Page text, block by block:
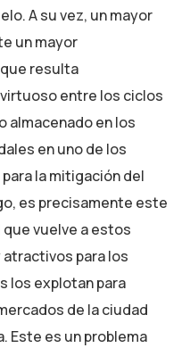
A su vez, un mayor
un mayor
resulta
entre los ciclos
almacenado en los
en uno de los
la mitigación del
es precisamente este
vuelve a estos
para los
los explotan para
de la ciudad
Este es un problema